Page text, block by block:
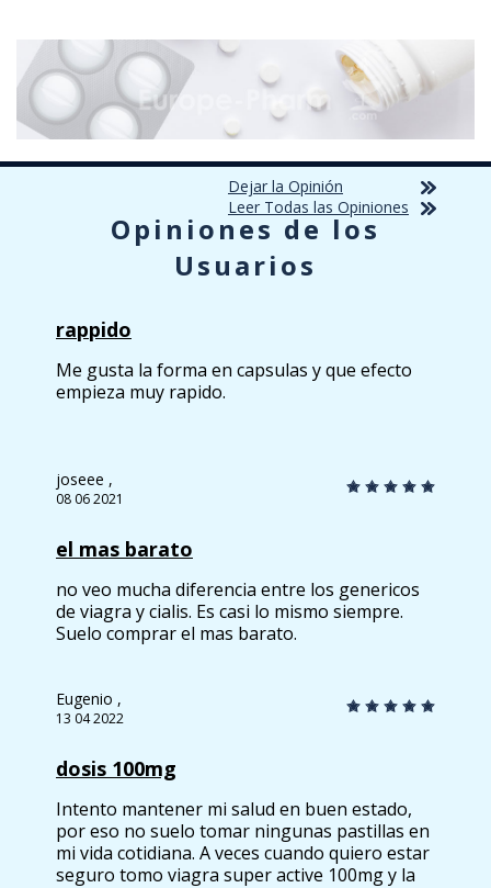
Opiniones de los
Usuarios
Dejar la Opinión
Leer Todas las Opiniones
rappido
Me gusta la forma en capsulas y que efecto
empieza muy rapido.
joseee ,
08 06 2021
el mas barato
no veo mucha diferencia entre los genericos
de viagra y cialis. Es casi lo mismo siempre.
Suelo comprar el mas barato.
Eugenio ,
13 04 2022
dosis 100mg
Intento mantener mi salud en buen estado,
por eso no suelo tomar ningunas pastillas en
mi vida cotidiana. A veces cuando quiero estar
seguro tomo viagra super active 100mg y la